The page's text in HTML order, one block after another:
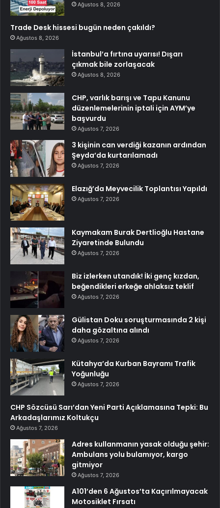
Ağustos 8, 2026
Trade Desk hissesi bugün neden çakıldı?
Ağustos 8, 2026
İstanbul’a fırtına uyarısı! Dışarı
çıkmak bile zorlaşacak
Ağustos 8, 2026
CHP, varlık barışı ve Tapu Kanunu
düzenlemelerinin iptali için AYM’ye
başvurdu
Ağustos 7, 2026
3 kişinin can verdiği kazanın ardından
Şeyda’da kurtarılamadı
Ağustos 7, 2026
Elazığ’da Meyvecilik Toplantısı Yapıldı
Ağustos 7, 2026
Kaymakam Burak Dertlioğlu Hastane
Ziyaretinde Bulundu
Ağustos 7, 2026
Biz izlerken utandık! İki genç kızdan,
beğendikleri erkeğe ahlaksız teklif
Ağustos 7, 2026
Gülistan Doku soruşturmasında 2 kişi
daha gözaltına alındı
Ağustos 7, 2026
Kütahya’da Kurban Bayramı Trafik
Yoğunluğu
Ağustos 7, 2026
CHP Sözcüsü Sarı’dan Yeni Parti Açıklamasına Tepki: Bu
Arkadaşlarımız Koltukçu
Ağustos 7, 2026
Adres kullanmanın yasak olduğu şehir:
Ambulans yolu bulamıyor, kargo
gitmiyor
Ağustos 7, 2026
A101’den 6 Ağustos’ta Kaçırılmayacak
Motosiklet Fırsatı